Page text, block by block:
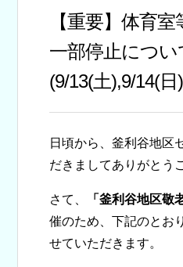
【重要】体育
一部停止につい
(9/13(土),9/14(日
日頃から、釜利谷地区
だきましてありがとう
さて、 「釜利谷地区敬
催のため、下記のとお
せていただきます。